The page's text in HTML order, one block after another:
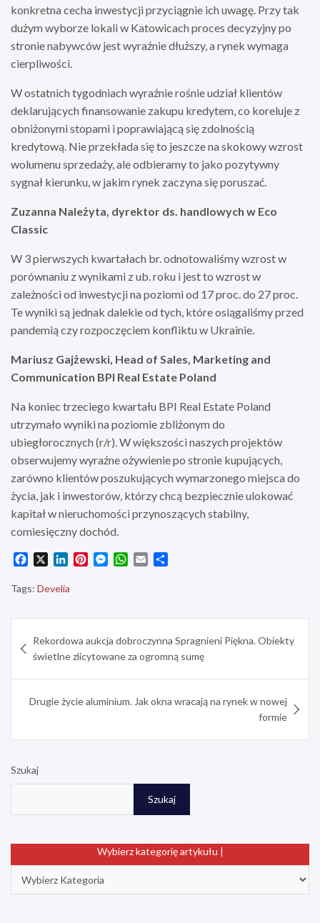
konkretna cecha inwestycji przyciągnie ich uwagę. Przy tak
dużym wyborze lokali w Katowicach proces decyzyjny po
stronie nabywców jest wyraźnie dłuższy, a rynek wymaga
cierpliwości.
W ostatnich tygodniach wyraźnie rośnie udział klientów
deklarujących finansowanie zakupu kredytem, co koreluje z
obniżonymi stopami i poprawiającą się zdolnością
kredytową. Nie przekłada się to jeszcze na skokowy wzrost
wolumenu sprzedaży, ale odbieramy to jako pozytywny
sygnał kierunku, w jakim rynek zaczyna się poruszać.
Zuzanna Należyta, dyrektor ds. handlowych w Eco
Classic
W 3 pierwszych kwartałach br. odnotowaliśmy wzrost w
porównaniu z wynikami z ub. roku i jest to wzrost w
zależności od inwestycji na poziomi od 17 proc. do 27 proc.
Te wyniki są jednak dalekie od tych, które osiągaliśmy przed
pandemią czy rozpoczęciem konfliktu w Ukrainie.
Mariusz Gajżewski, Head of Sales, Marketing and
Communication BPI Real Estate Poland
Na koniec trzeciego kwartału BPI Real Estate Poland
utrzymało wyniki na poziomie zbliżonym do
ubiegłorocznych (r/r). W większości naszych projektów
obserwujemy wyraźne ożywienie po stronie kupujących,
zarówno klientów poszukujących wymarzonego miejsca do
życia, jak i inwestorów, którzy chcą bezpiecznie ulokować
kapitał w nieruchomości przynoszących stabilny,
comiesięczny dochód.
c
b
o
k
n
e
I
n
e
e
s
M
e
g
e
W
s
p
p
l
e
Tags: Develia
wpisu
Rekordowa aukcja dobroczynna Spragnieni Piękna. Obiekty
świetlne zlicytowane za ogromną sumę
Drugie życie aluminium. Jak okna wracają na rynek w nowej
formie
Szukaj
Szukaj
Wybierz kategorię artykułu |